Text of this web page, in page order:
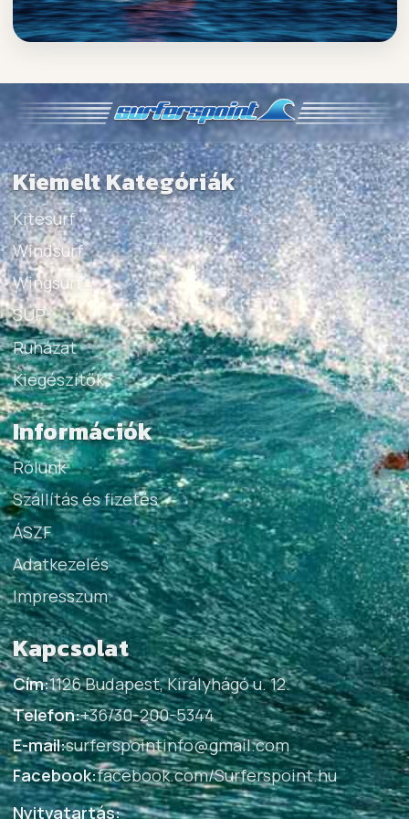
Kiemelt Kategóriák
Kitesurf
Windsurf
Wingsurf
SUP
Ruházat
Kiegészítők
Információk
Rólunk
Szállítás és fizetés
ÁSZF
Adatkezelés
Impresszum
Kapcsolat
Cím:1126 Budapest, Királyhágó u. 12.
Telefon:+36/30-200-5344
E-mail:surferspointinfo@gmail.com
Facebook:facebook.com/Surferspoint.hu
Nyitvatartás: